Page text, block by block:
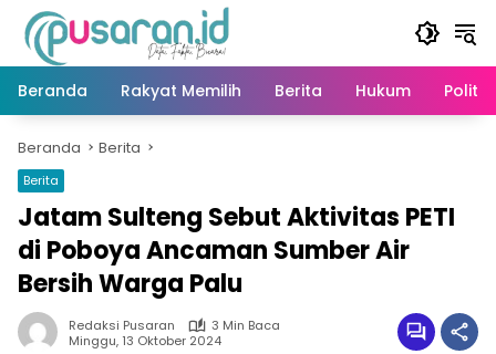
Langsung
konten
Beranda
Rakyat Memilih Berita Hukum Politik
Beranda Berita
Berita
Jatam Sulteng Sebut Aktivitas PETI
di Poboya Ancaman Sumber Air
Bersih Warga Palu
Redaksi Pusaran
3 Min Baca
Minggu, 13 Oktober 2024